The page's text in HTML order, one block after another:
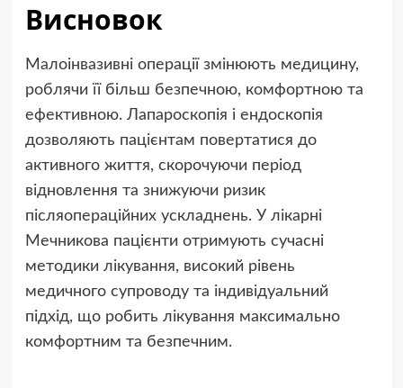
Висновок
Малоінвазивні операції змінюють медицину,
роблячи її більш безпечною, комфортною та
ефективною. Лапароскопія і ендоскопія
дозволяють пацієнтам повертатися до
активного життя, скорочуючи період
відновлення та знижуючи ризик
післяопераційних ускладнень. У лікарні
Мечникова пацієнти отримують сучасні
методики лікування, високий рівень
медичного супроводу та індивідуальний
підхід, що робить лікування максимально
комфортним та безпечним.